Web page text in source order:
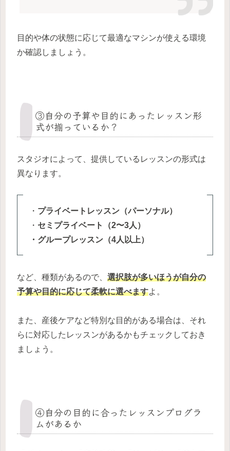
目的や体の状態に応じて最適なマシンが使える環境
か確認しましょう。
③自分の予算や目的にあったレッスン形
式が揃っているか？
スタジオによって、提供しているレッスンの形式は
異なります。
・ プライベートレッスン（パーソナル）
・ セミプライベート（2〜3人）
・グループレッスン（4人以上）
など、種類があるので、 選択肢が多いほうが自分の
予算や目的に応じて柔軟に選べますよ。
また、産後ケアなど特別な目的がある場合は、それ
らに対応したレッスンがあるかもチェックしておき
ましょう。
④自分の目的に合ったレッスンプログラ
ムがあるか